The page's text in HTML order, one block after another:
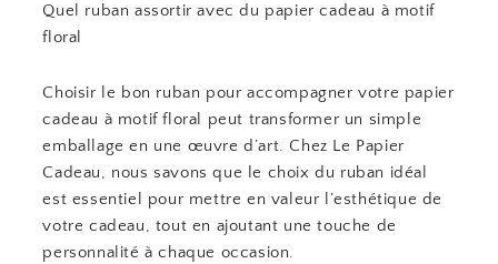
Quel ruban assortir avec du papier cadeau à motif
floral
Choisir le bon ruban pour accompagner votre papier
cadeau à motif floral peut transformer un simple
emballage en une œuvre d’art. Chez Le Papier
Cadeau, nous savons que le choix du ruban idéal
est essentiel pour mettre en valeur l’esthétique de
votre cadeau, tout en ajoutant une touche de
personnalité à chaque occasion.